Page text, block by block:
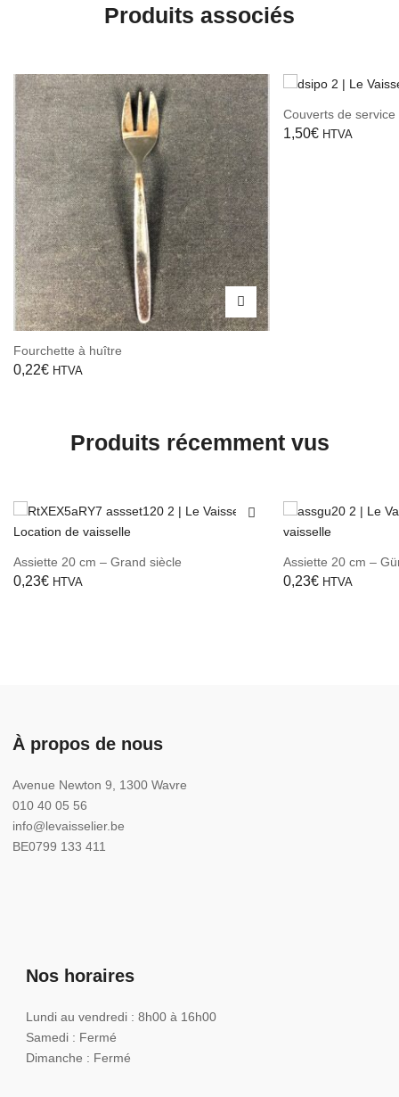
Produits associés
Fourchette à huître
0,22€ HTVA
Couverts de service
1,50€ HTVA
Produits récemment vus
Assiette 20 cm – Grand siècle
0,23€ HTVA
Assiette 20 cm –
0,23€ HTVA
À propos de nous
Avenue Newton 9, 1300 Wavre
010 40 05 56
info@levaisselier.be
BE0799 133 411
Nos horaires
Lundi au vendredi : 8h00 à 16h00
Samedi : Fermé
Dimanche : Fermé